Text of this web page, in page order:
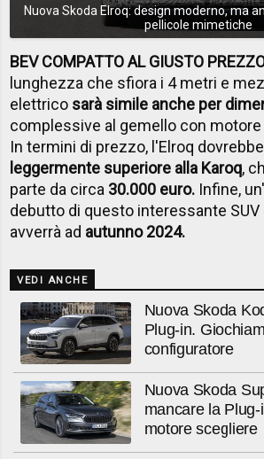
Nuova Skoda Elroq: design moderno, ma
pellicole mimetiche
BEV COMPATTO AL GIUSTO
lunghezza che sfiora i 4 metri e
elettrico sarà simile anche per
complessive al gemello con
In termini di prezzo, l'Elroq dovrebbe
leggermente superiore alla Karoq,
parte da circa 30.000 euro. Infine,
debutto di questo interessante
avverrà ad autunno 2024.
VEDI ANCHE
Nuova Skoda
Plug-in.
configuratore
Nuova Skoda
mancare la
motore scegliere